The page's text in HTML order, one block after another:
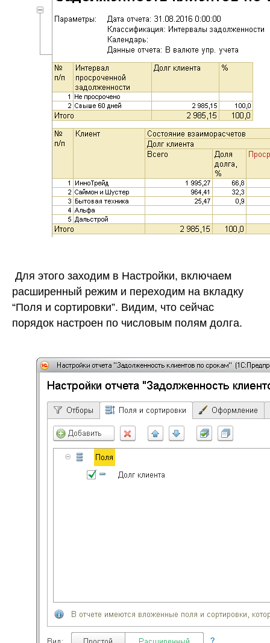
Для этого заходим в Настройки, включаем
расширенный режим и переходим на вкладку
“Поля и сортировки”. Видим, что сейчас
порядок настроен по числовым полям долга.